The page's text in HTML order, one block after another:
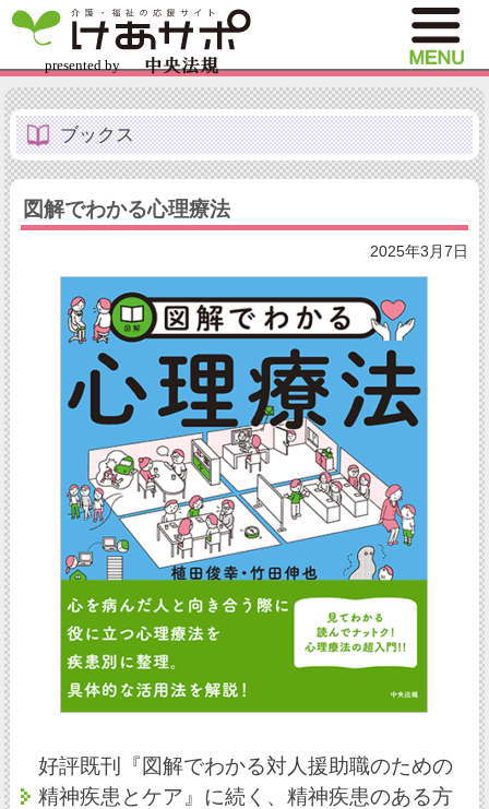
ブックス
図解でわかる心理療法
2025年3月7日
好評既刊『図解でわかる対人援助職のための
精神疾患とケア』に続く、精神疾患のある方